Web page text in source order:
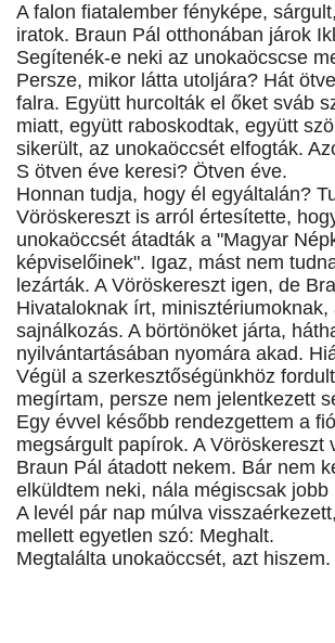
A falon fiatalember fényképe,
iratok. Braun Pál otthonában járok
Segítenék-e neki az unokaöcscse
Persze, mikor látta utoljára? Hát
falra. Együtt hurcolták el őket sváb
miatt, együtt raboskodtak, együtt
sikerült, az unokaöccsét elfogták.
S ötven éve keresi? Ötven éve.
Honnan tudja, hogy él egyáltalán?
Vöröskereszt is arról értesítette,
unokaöccsét átadták a "Magyar
képviselőinek". Igaz, mást nem
lezárták. A Vöröskereszt igen, de
Hivataloknak írt, minisztériumoknak,
sajnálkozás. A börtönöket járta,
nyilvántartásában nyomára akad.
Végül a szerkesztőségünkhöz
megírtam, persze nem jelentkezett
Egy évvel később rendezgettem a
megsárgult papírok. A Vöröskereszt
Braun Pál átadott nekem. Bár nem
elküldtem neki, nála mégiscsak jobb
A levél pár nap múlva
mellett egyetlen szó: Meghalt.
Megtalálta unokaöccsét, azt hiszem.